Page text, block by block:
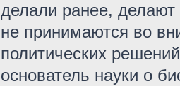
делали ранее, делают
не принимаются во
политических
основатель науки о